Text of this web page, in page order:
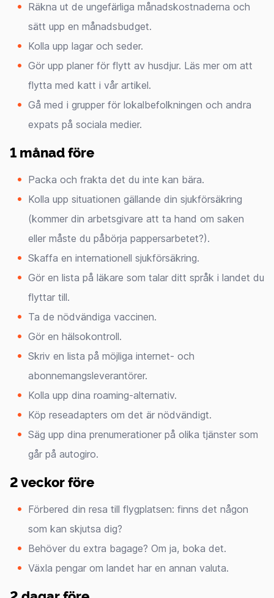
Räkna ut de ungefärliga månadskostnaderna och
sätt upp en månadsbudget.
Kolla upp lagar och seder.
Gör upp planer för flytt av husdjur. Läs mer om att
flytta med katt i vår artikel.
Gå med i grupper för lokalbefolkningen och andra
expats på sociala medier.
1 månad före
Packa och frakta det du inte kan bära.
Kolla upp situationen gällande din sjukförsäkring
(kommer din arbetsgivare att ta hand om saken
eller måste du påbörja pappersarbetet?).
Skaffa en internationell sjukförsäkring.
Gör en lista på läkare som talar ditt språk i landet du
flyttar till.
Ta de nödvändiga vaccinen.
Gör en hälsokontroll.
Skriv en lista på möjliga internet- och
abonnemangsleverantörer.
Kolla upp dina roaming-alternativ.
Köp reseadapters om det är nödvändigt.
Säg upp dina prenumerationer på olika tjänster som
går på autogiro.
2 veckor före
Förbered din resa till flygplatsen: finns det någon
som kan skjutsa dig?
Behöver du extra bagage? Om ja, boka det.
Växla pengar om landet har en annan valuta.